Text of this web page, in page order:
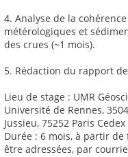
4. Analyse de la
métérologiques et
des crues (~1 mois).
5. Rédaction du rapport
Lieu de stage : UMR
Université de Rennes,
Jussieu, 75252 Paris Cedex
Durée : 6 mois, à partir
être adressées, par